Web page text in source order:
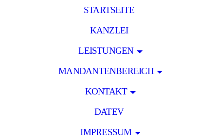
STARTSEITE
KANZLEI
LEISTUNGEN
MANDANTENBEREICH
KONTAKT
DATEV
IMPRESSUM